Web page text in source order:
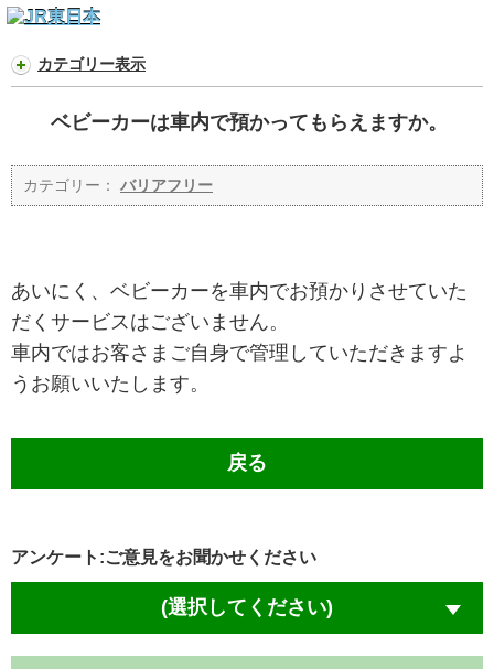
カテゴリー表示
ベビーカーは車内で預かってもらえますか。
カテゴリー： バリアフリー
あいにく、ベビーカーを車内でお預かりさせていた
だくサービスはございません。
車内ではお客さまご自身で管理していただきますよ
うお願いいたします。
戻る
アンケート:ご意見をお聞かせください
(選択してください)